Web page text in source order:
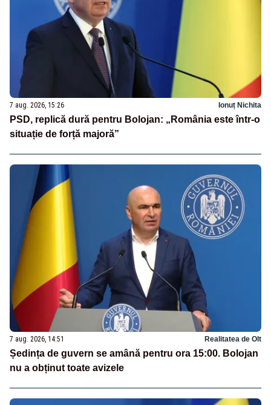
7 aug. 2026, 15:26 Ionuț Nichita
PSD, replică dură pentru Bolojan: „România este într-o
situație de forță majoră”
7 aug. 2026, 14:51 Realitatea de Olt
Ședința de guvern se amână pentru ora 15:00. Bolojan
nu a obținut toate avizele